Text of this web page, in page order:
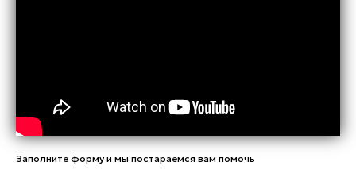
Заполните форму и мы постараемся вам помочь